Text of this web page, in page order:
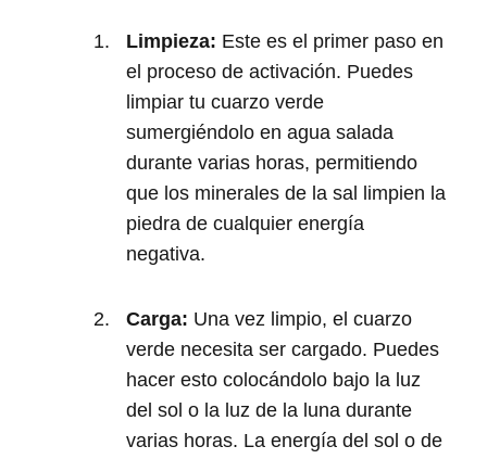
Limpieza: Este es el primer paso en
el proceso de activación. Puedes
limpiar tu cuarzo verde
sumergiéndolo en agua salada
durante varias horas, permitiendo
que los minerales de la sal limpien la
piedra de cualquier energía
negativa.
Carga: Una vez limpio, el cuarzo
verde necesita ser cargado. Puedes
hacer esto colocándolo bajo la luz
del sol o la luz de la luna durante
varias horas. La energía del sol o de